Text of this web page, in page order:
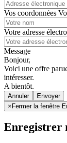
Vos coordonnées
Votre adresse
Message
Bonjour,
Voici une offre
intéresser.
A bientôt.
Annuler
×Fermer la fenêtre
Enregistrer